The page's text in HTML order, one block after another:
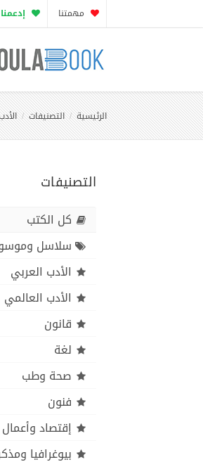
مهمتنا إدعمنا
الرئيسية التصنيفات
التصنيفات
كل الكتب
سلاسل
الأدب العربي
الأدب العالمي
قانون
لغة
صحة وطب
فنون
إقتصاد وأعمال
بيوغرافيا